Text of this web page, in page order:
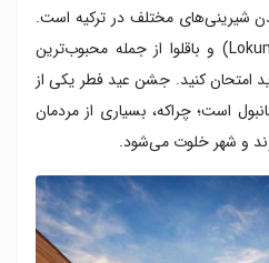
شیرینی‌های مختلف در ترکیه است.
دسر گولاچ (Güllaç)، لوکوم (Lokum) و باقلوا از جمله محبوب‌ترین
امتحان کنید. جشن عید فطر یکی از
است؛ چراکه، بسیاری از مردمان
و شهر خلوت می‌شود.